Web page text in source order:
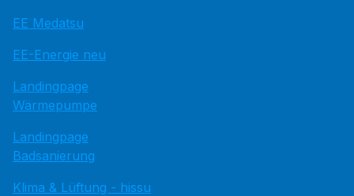
EE Medatsu
EE-Energie neu
Landingpage
Wärmepumpe
Landingpage
Badsanierung
Klima & Lüftung - hissu